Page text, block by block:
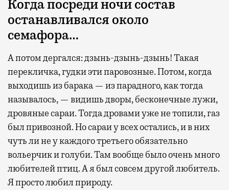
Бизнес-зал становится местом, где можно
провести переговоры, поработать или просто
выпить кофе, наблюдая сквозь панорамные
самолеты. В Москве нет недостатка
в лаунжах. В аэропортах их обычно
несколько — в разных зонах воздушных
гаваней. На некоторых вокзалах — тоже.
Лаунжи доступны на Ленинградском,
Павелецком, Казанском, Ярославском
и Курском вокзалах.Попасть в бизнес-залы
могут держатели карт Mir Supreme. Причем
не только в столице. Всего доступно более
1000 бизнес-залов по всему миру.
Когда посреди ночи состав
останавливался около
семафора…
А потом дергался: дзынь-дзынь-дзынь! Такая
перекличка, гудки эти паровозные. Потом, когда
выходишь из барака — из парадного, как тогда
называлось, — видишь дворы, бесконечные лужи,
дровяные сараи. Тогда дровами уже не топили, газ
был привозной. Но сараи у всех остались, и в них
чуть ли не у каждого третьего обязательно
вольерчик и голуби. Там вообще было очень много
любителей птиц. А я был совсем другой любитель.
Я просто любил природу.